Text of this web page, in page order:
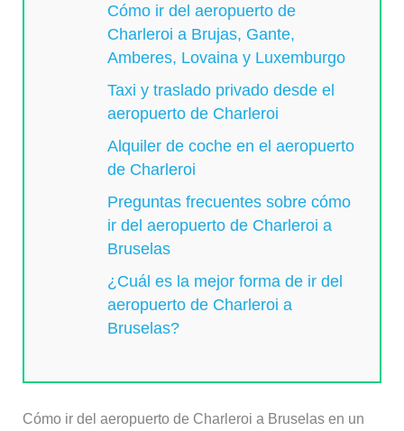
Cómo ir del aeropuerto de
Charleroi a Brujas, Gante,
Amberes, Lovaina y Luxemburgo
Taxi y traslado privado desde el
aeropuerto de Charleroi
Alquiler de coche en el aeropuerto
de Charleroi
Preguntas frecuentes sobre cómo
ir del aeropuerto de Charleroi a
Bruselas
¿Cuál es la mejor forma de ir del
aeropuerto de Charleroi a
Bruselas?
Cómo ir del aeropuerto de Charleroi a Bruselas en un